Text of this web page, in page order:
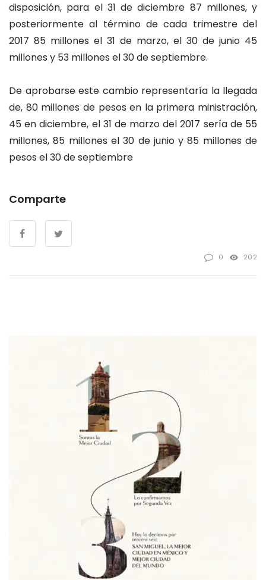
disposición, para el 31 de diciembre 87 millones, y
posteriormente al término de cada trimestre del
2017 85 millones el 31 de marzo, el 30 de junio 45
millones y 53 millones el 30 de septiembre.
De aprobarse este cambio representaría la llegada
de, 80 millones de pesos en la primera ministración,
45 en diciembre, el 31 de marzo del 2017 sería de 55
millones, 85 millones el 30 de junio y 85 millones de
pesos el 30 de septiembre
Comparte
0 202